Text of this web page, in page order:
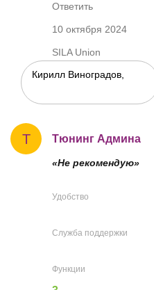
Ответить
10 октября 2024
SILA Union
Т Тюнинг Админа
«Не рекомендую»
Удобство
Служба поддержки
Функции